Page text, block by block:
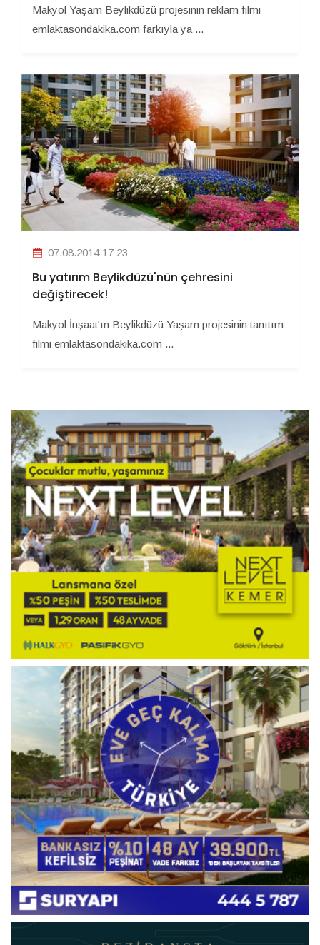
Makyol Yaşam Beylikdüzü projesinin reklam filmi
emlaktasondakika.com farkıyla ya ...
07.08.2014 17:23
Bu yatırım Beylikdüzü'nün çehresini
değiştirecek!
Makyol İnşaat'ın Beylikdüzü Yaşam projesinin tanıtım
filmi emlaktasondakika.com ...